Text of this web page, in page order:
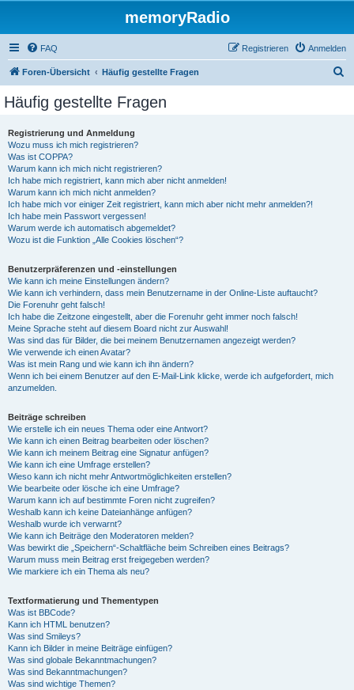
memoryRadio
FAQ Anmelden
Registrieren
Foren-Übersicht Häufig gestellte Fragen
Häufig gestellte Fragen
Registrierung und Anmeldung
Wozu muss ich mich registrieren?
Was ist COPPA?
Warum kann ich mich nicht registrieren?
Ich habe mich registriert, kann mich aber nicht anmelden!
Warum kann ich mich nicht anmelden?
Ich habe mich vor einiger Zeit registriert, kann mich aber nicht mehr anmelden?!
Ich habe mein Passwort vergessen!
Warum werde ich automatisch abgemeldet?
Wozu ist die Funktion „Alle Cookies löschen“?
Benutzerpräferenzen und -einstellungen
Wie kann ich meine Einstellungen ändern?
Wie kann ich verhindern, dass mein Benutzername in der Online-Liste auftaucht?
Die Forenuhr geht falsch!
Ich habe die Zeitzone eingestellt, aber die Forenuhr geht immer noch falsch!
Meine Sprache steht auf diesem Board nicht zur Auswahl!
Was sind das für Bilder, die bei meinem Benutzernamen angezeigt werden?
Wie verwende ich einen Avatar?
Was ist mein Rang und wie kann ich ihn ändern?
Wenn ich bei einem Benutzer auf den E-Mail-Link klicke, werde ich aufgefordert, mich
anzumelden.
Beiträge schreiben
Wie erstelle ich ein neues Thema oder eine Antwort?
Wie kann ich einen Beitrag bearbeiten oder löschen?
Wie kann ich meinem Beitrag eine Signatur anfügen?
Wie kann ich eine Umfrage erstellen?
Wieso kann ich nicht mehr Antwortmöglichkeiten erstellen?
Wie bearbeite oder lösche ich eine Umfrage?
Warum kann ich auf bestimmte Foren nicht zugreifen?
Weshalb kann ich keine Dateianhänge anfügen?
Weshalb wurde ich verwarnt?
Wie kann ich Beiträge den Moderatoren melden?
Was bewirkt die „Speichern“-Schaltfläche beim Schreiben eines Beitrags?
Warum muss mein Beitrag erst freigegeben werden?
Wie markiere ich ein Thema als neu?
Textformatierung und Thementypen
Was ist BBCode?
Kann ich HTML benutzen?
Was sind Smileys?
Kann ich Bilder in meine Beiträge einfügen?
Was sind globale Bekanntmachungen?
Was sind Bekanntmachungen?
Was sind wichtige Themen?